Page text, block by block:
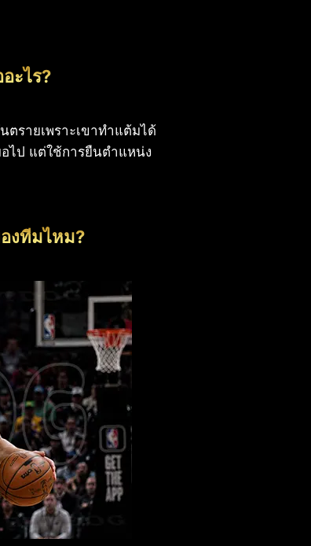
ะไร?
ตรายเพราะเขาทำแต้มได้
อไป แต่ใช้การยืนตำแหน่ง
งทีมไหม?